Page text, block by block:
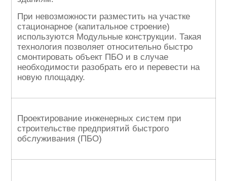
При невозможности разместить на участке
стационарное (капитальное строение)
используются Модульные конструкции. Такая
технология позволяет относительно быстро
смонтировать объект ПБО и в случае
необходимости разобрать его и перевести на
новую площадку.
Проектирование инженерных систем при
строительстве предприятий быстрого
обслуживания (ПБО)